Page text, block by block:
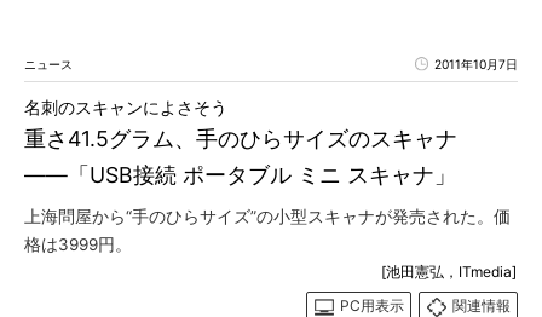
ニュース 2011年10月7日
重さ41.5グラム、手のひらサイズのスキャナ
――「USB接続 ポータブル ミニ スキャナ」
名刺のスキャンによさそう
上海問屋から“手のひらサイズ”の小型スキャナが発売された。価
格は3999円。
[池田憲弘，ITmedia]
PC用表示
関連情報